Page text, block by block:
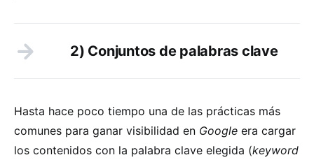
2) Conjuntos de palabras clave
Hasta hace poco tiempo una de las prácticas más
comunes para ganar visibilidad en Google era cargar
los contenidos con la palabra clave elegida (keyword